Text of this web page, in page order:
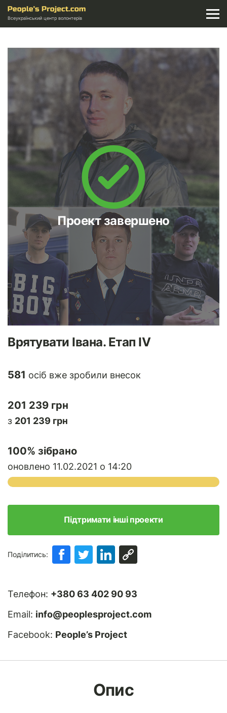
Всеукраїнський центр волонтерів
Проект завершено
Врятувати Івана. Етап IV
581 осіб вже зробили внесок
201 239 грн
з 201 239 грн
100% зібрано
оновлено 11.02.2021 о 14:20
Підтримати інші проекти
Поділитись:
Телефон: +380 63 402 90 93
Email: info@peoplesproject.com
Facebook: People’s Project
Опис